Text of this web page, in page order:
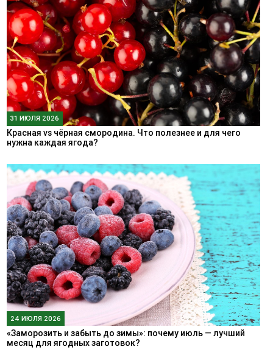
31 ИЮЛЯ 2026
Красная vs чёрная смородина. Что полезнее и для чего
нужна каждая ягода?
24 ИЮЛЯ 2026
«Заморозить и забыть до зимы»: почему июль — лучший
месяц для ягодных заготовок?